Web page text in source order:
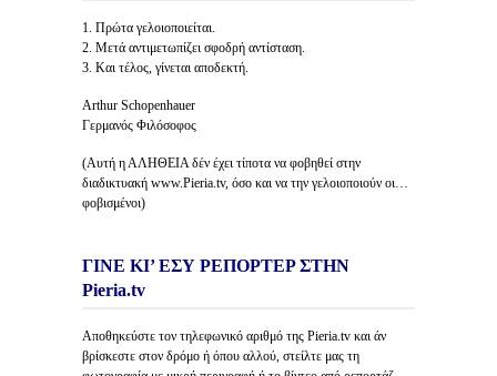
1. Πρώτα γελοιοποιείται.
2. Μετά αντιμετωπίζει σφοδρή αντίσταση.
3. Και τέλος, γίνεται αποδεκτή.
Arthur Schopenhauer
Γερμανός Φιλόσοφος
(Αυτή η ΑΛΗΘΕΙΑ δέν έχει τίποτα να φοβηθεί στην
διαδικτυακή www.Pieria.tv, όσο και να την γελοιοποιούν οι…
φοβισμένοι)
ΓΙΝΕ ΚΙ’ ΕΣΥ ΡΕΠΟΡΤΕΡ ΣΤΗΝ
Pieria.tv
Αποθηκεύστε τον τηλεφωνικό αριθμό της Pieria.tv και άν
βρίσκεστε στον δρόμο ή όπου αλλού, στείλτε μας τη